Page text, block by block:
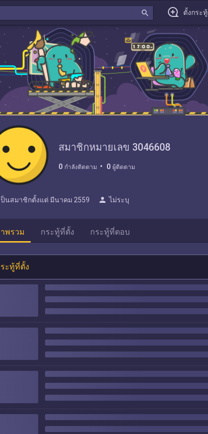
search ตั้งกระทู้
สมาชิกหมายเลข 3046608
0 กำลังติดตาม 0 ผู้ติดตาม
ป็นสมาชิกตั้งแต่ มีนาคม 2559 person ไม่ระบุ
พรวม กระทู้ที่ตั้ง กระทู้ที่ตอบ
ะทู้ที่ตั้ง